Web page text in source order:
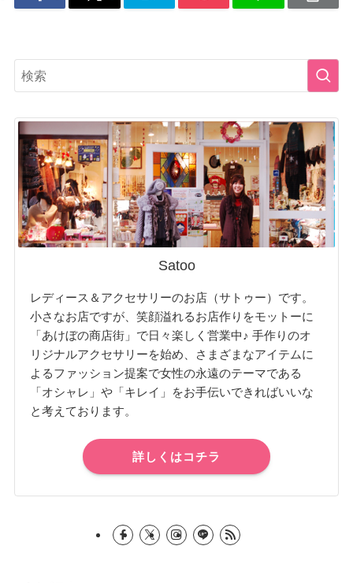
Satoo
レディース＆アクセサリーのお店（サトゥー）です。
小さなお店ですが、笑顔溢れるお店作りをモットーに
「あけぼの商店街」で日々楽しく営業中♪ 手作りのオ
リジナルアクセサリーを始め、さまざまなアイテムに
よるファッション提案で女性の永遠のテーマである
「オシャレ」や「キレイ」をお手伝いできればいいな
と考えております。
詳しくはコチラ